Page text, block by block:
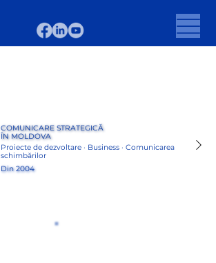
COMUNICARE STRATEGICĂ
ÎN MOLDOVA
Proiecte de dezvoltare · Business · Comunicarea
schimbărilor
Din 2004